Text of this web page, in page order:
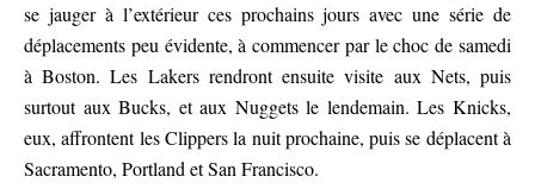
se jauger à l’extérieur ces prochains jours avec une série de
déplacements peu évidente, à commencer par le choc de samedi
à Boston. Les Lakers rendront ensuite visite aux Nets, puis
surtout aux Bucks, et aux Nuggets le lendemain. Les Knicks,
eux, affrontent les Clippers la nuit prochaine, puis se déplacent à
Sacramento, Portland et San Francisco.